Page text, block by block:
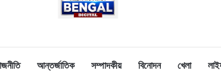
আন্তর্জাতিক সম্পাদকীয় বিনোদন খেলা